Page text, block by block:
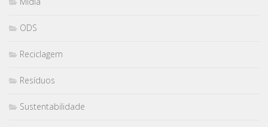
ODS
Reciclagem
Resíduos
Sustentabilidade